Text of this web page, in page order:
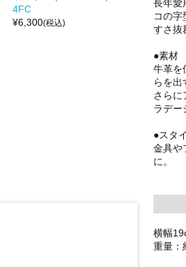
4FC
¥6,300(税込)
長年愛
コの
すさ抜
●素材
牛革を
らを出
さらに
ラデー
●スタ
金具や
に。
横幅
重量：